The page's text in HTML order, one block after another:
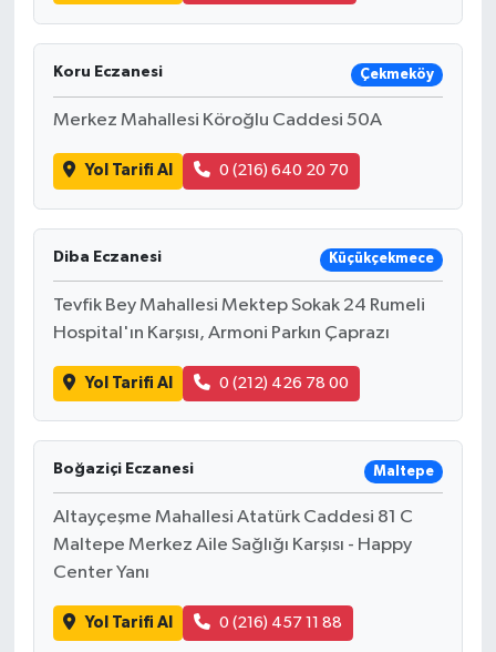
Koru Eczanesi Çekmeköy
Merkez Mahallesi Köroğlu Caddesi 50A
Yol Tarifi Al 0 (216) 640 20 70
Diba Eczanesi Küçükçekmece
Tevfik Bey Mahallesi Mektep Sokak 24 Rumeli
Hospital'ın Karşısı, Armoni Parkın Çaprazı
Yol Tarifi Al 0 (212) 426 78 00
Boğaziçi Eczanesi Maltepe
Altayçeşme Mahallesi Atatürk Caddesi 81 C
Maltepe Merkez Aile Sağlığı Karşısı - Happy
Center Yanı
Yol Tarifi Al 0 (216) 457 11 88